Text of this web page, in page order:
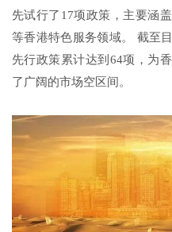
先试行了17项政策，主要涵
等香港特色服务领域。 截至
先行政策累计达到64项，为
了广阔的市场空区间。